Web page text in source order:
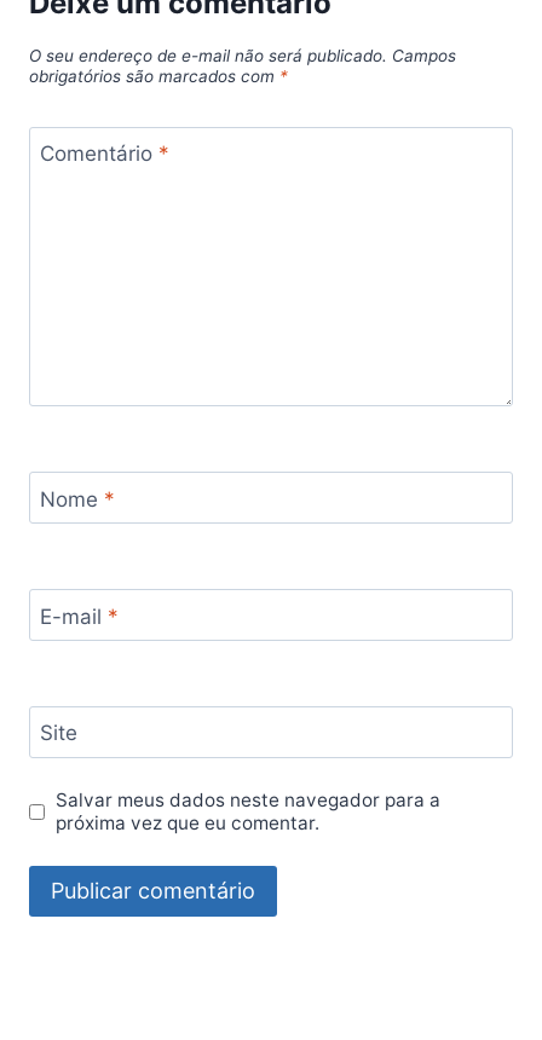
O seu endereço de e-mail não será publicado. Campos
obrigatórios são marcados com *
Comentário *
Nome *
E-mail *
Site
Salvar meus dados neste navegador para a
próxima vez que eu comentar.